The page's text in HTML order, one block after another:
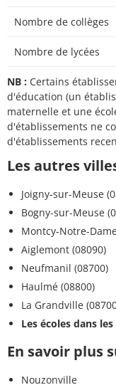
Nombre de collèges
Nombre de lycées
NB : Certains
d'éducation (un
maternelle et une
d'établissements ne
d'établissements
Les autres
Joigny-sur-Meuse
Bogny-sur-Meuse
Montcy-Notre-
Aiglemont (08090)
Neufmanil (08700)
Haulmé (08800)
La Grandville
Les écoles dans
En savoir plus
Nouzonville